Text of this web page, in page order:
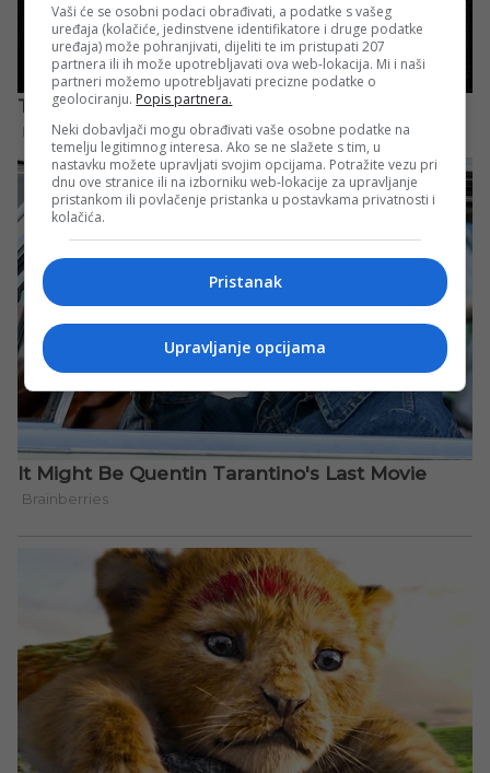
Vaši će se osobni podaci obrađivati, a podatke s vašeg
uređaja (kolačiće, jedinstvene identifikatore i druge podatke
uređaja) može pohranjivati, dijeliti te im pristupati 207
partnera ili ih može upotrebljavati ova web-lokacija. Mi i naši
partneri možemo upotrebljavati precizne podatke o
geolociranju. Popis partnera.
Neki dobavljači mogu obrađivati vaše osobne podatke na
temelju legitimnog interesa. Ako se ne slažete s tim, u
nastavku možete upravljati svojim opcijama. Potražite vezu pri
dnu ove stranice ili na izborniku web-lokacije za upravljanje
pristankom ili povlačenje pristanka u postavkama privatnosti i
kolačića.
Pristanak
Upravljanje opcijama